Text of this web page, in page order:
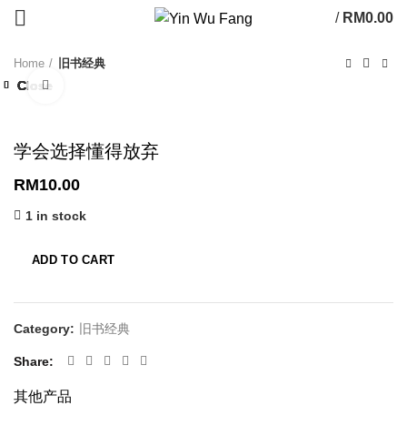
/ RM0.00
Home
旧书经典
学会选择懂得放弃
RM10.00
1 in stock
ADD TO CART
Category: 旧书经典
Share
其他产品
Close
Close
Close
Close
Close
Close
Close
Close